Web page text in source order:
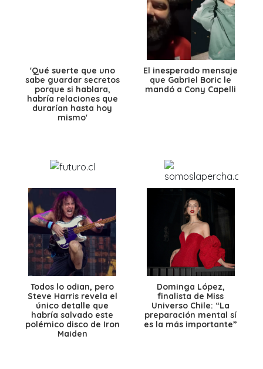
'Qué suerte que uno
sabe guardar secretos
porque si hablara,
habría relaciones que
durarían hasta hoy
mismo'
El inesperado mensaje
que Gabriel Boric le
mandó a Cony Capelli
Todos lo odian, pero
Steve Harris revela el
único detalle que
habría salvado este
polémico disco de Iron
Maiden
Dominga López,
finalista de Miss
Universo Chile: “La
preparación mental sí
es la más importante”